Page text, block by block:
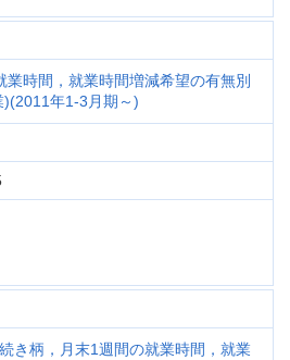
時間，就業時間増減希望の有無別
年1-3月期～)
き柄，月末1週間の就業時間，就業